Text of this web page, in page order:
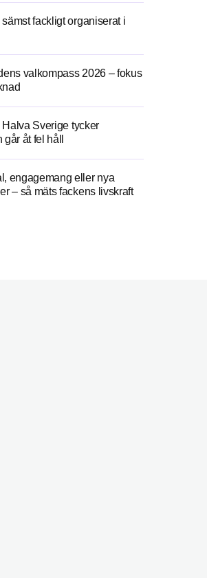
fackligt organiserat i
valkompass 2026 – fokus
Halva Sverige tycker
åt fel håll
engagemang eller nya
– så mäts fackens livskraft